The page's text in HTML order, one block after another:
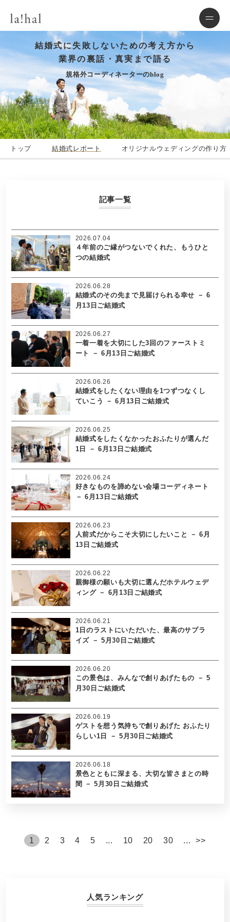
結婚式に失敗しないための考え方から
業界の裏話・真実まで語る
規格外コーディネーターのblog
トップ 結婚式レポート オリジナルウェディングの作り方
記事一覧
４年前のご縁がつないでくれた、もうひと
つの結婚式
2026.07.04
結婚式のその先まで見届けられる幸せ － 6
月13日ご結婚式
2026.06.28
一着一着を大切にした3回のファーストミ
ート － 6月13日ご結婚式
2026.06.27
結婚式をしたくない理由を1つずつなくし
ていこう － 6月13日ご結婚式
2026.06.26
結婚式をしたくなかったおふたりが選んだ
1日 － 6月13日ご結婚式
2026.06.25
好きなものを諦めない会場コーディネート
－ 6月13日ご結婚式
2026.06.24
人前式だからこそ大切にしたいこと － 6月
13日ご結婚式
2026.06.23
親御様の願いも大切に選んだホテルウェデ
ィング － 6月13日ご結婚式
2026.06.22
1日のラストにいただいた、最高のサプラ
イズ － 5月30日ご結婚式
2026.06.21
この景色は、みんなで創りあげたもの － 5
月30日ご結婚式
2026.06.20
ゲストを想う気持ちで創りあげた おふたり
らしい1日 － 5月30日ご結婚式
2026.06.19
景色とともに深まる、大切な皆さまとの時
間 － 5月30日ご結婚式
2026.06.18
1 2 3 4 5 ... 10 20 30 ... >>
人気ランキング